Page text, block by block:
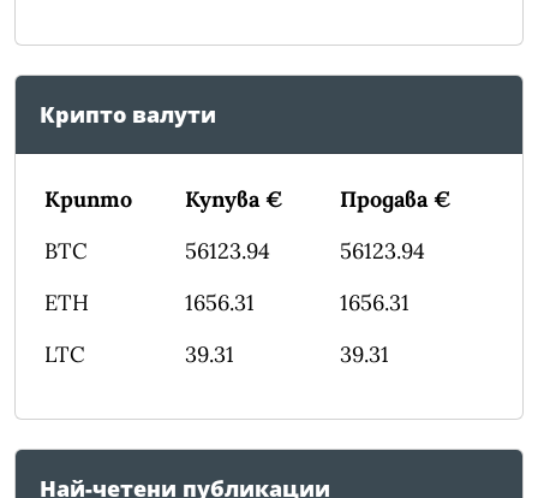
Крипто валути
Крипто Купува €
Продава €
BTC
56123.94
56123.94
ETH
1656.31
1656.31
LTC
39.31 39.31
Най-четени публикации